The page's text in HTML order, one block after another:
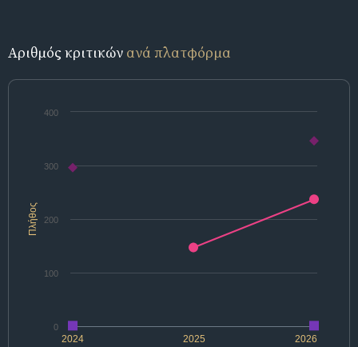
Αριθμός κριτικών ανά πλατφόρμα
Πλήθος
2024 2025 2026
0
100
200
300
400